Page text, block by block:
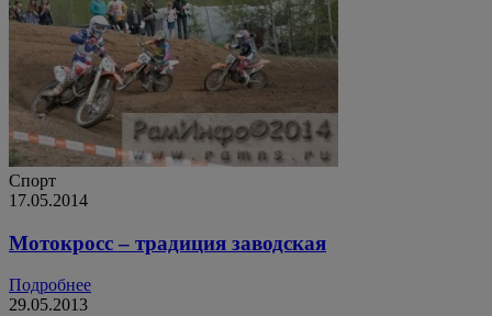
Спорт
17.05.2014
Мотокросс – традиция заводская
Подробнее
29.05.2013